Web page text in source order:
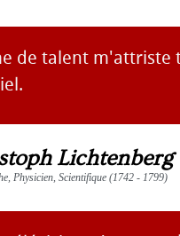
de talent m'attriste
Lichtenberg
Physicien, Scientifique (1742 - 1799)